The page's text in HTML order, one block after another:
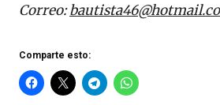
Correo:
Comparte esto: